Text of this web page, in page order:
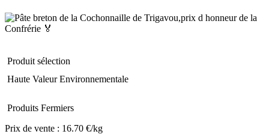
Produit sélection
Haute Valeur Environnementale
Produits Fermiers
Prix de vente : 16.70 €/kg